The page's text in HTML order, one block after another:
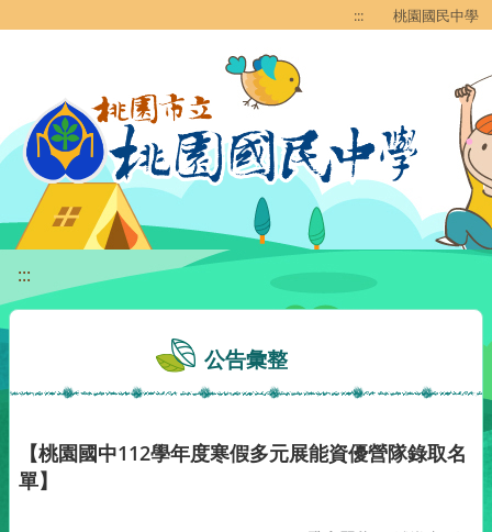
::: 桃園國民中學
:::
公告彙整
【桃園國中112學年度寒假多元展能資優營隊錄取名
單】